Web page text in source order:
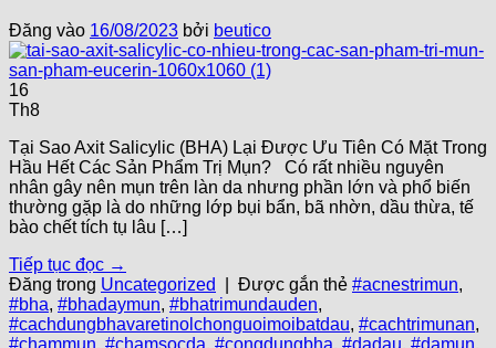
Đăng vào 16/08/2023 bởi beutico
16
Th8
Tại Sao Axit Salicylic (BHA) Lại Được Ưu Tiên Có Mặt Trong
Hầu Hết Các Sản Phẩm Trị Mụn? Có rất nhiều nguyên
nhân gây nên mụn trên làn da nhưng phần lớn và phổ biến
thường gặp là do những lớp bụi bẩn, bã nhờn, dầu thừa, tế
bào chết tích tụ lâu […]
Tiếp tục đọc →
Đăng trong Uncategorized Được gắn thẻ #acnestrimun,
#bha, #bhadaymun, #bhatrimundauden,
#cachdungbhavaretinolchonguoimoibatdau, #cachtrimunan,
#chammun, #chamsocda, #congdungbha, #dadau, #damun,